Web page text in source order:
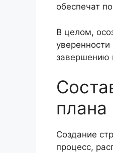
обеспечат
В целом,
завершению
плана
Создание
процесс,